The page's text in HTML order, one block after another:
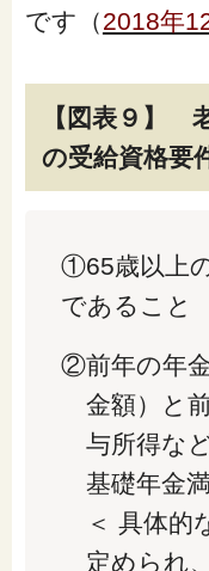
です（2018年
【図表９】
の受給資格要
①65歳以上
であること
②前年の年
金額）と
与所得な
基礎年金
＜ 具体的
定められ